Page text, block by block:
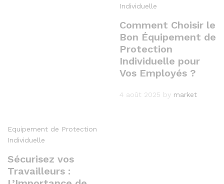
Individuelle
Comment Choisir le
Bon Équipement de
Protection
Individuelle pour
Vos Employés ?
4 août 2025 by market
Equipement de Protection
Individuelle
Sécurisez vos
Travailleurs :